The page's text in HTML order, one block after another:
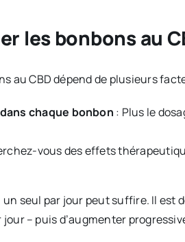
les bonbons au
au CBD dépend de plusieurs
chaque bonbon : Plus le
vous des effets
seul par jour peut suffire. Il est
– puis d’augmenter